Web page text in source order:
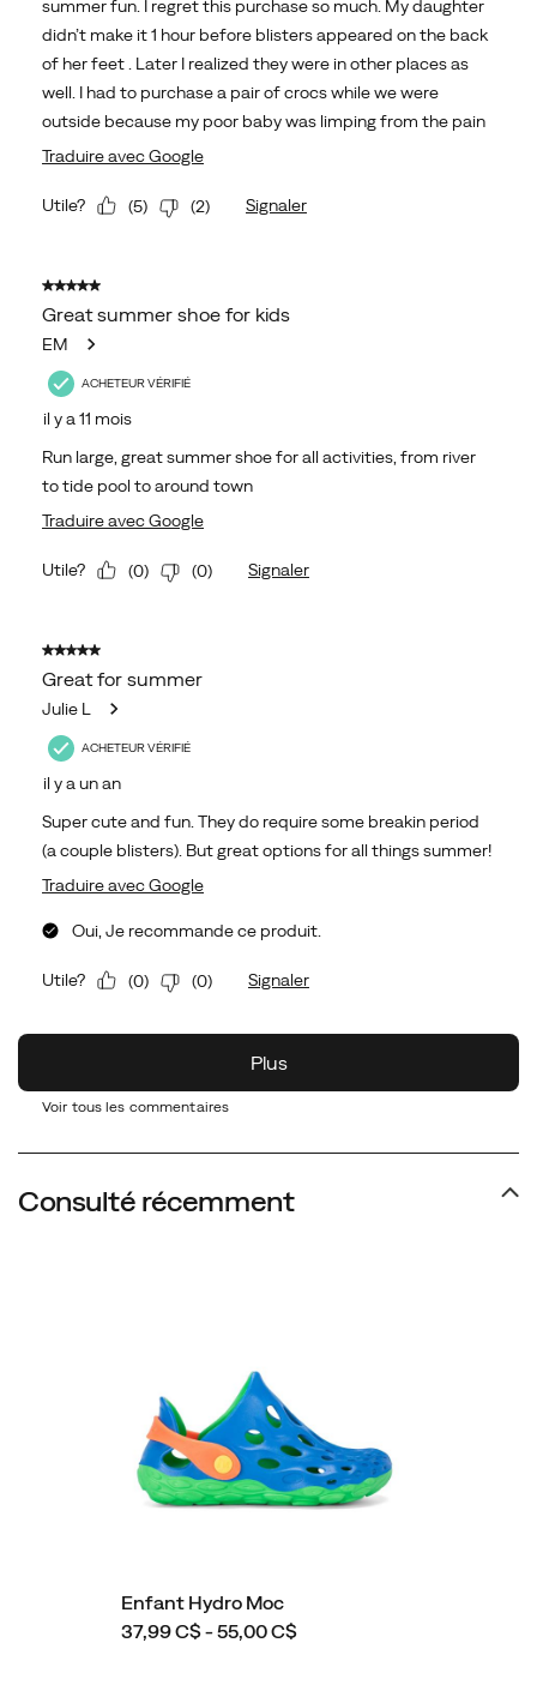
Voir tous les commentaires
Consulté récemment
Enfant Hydro Moc
37,99 C$ - 55,00 C$